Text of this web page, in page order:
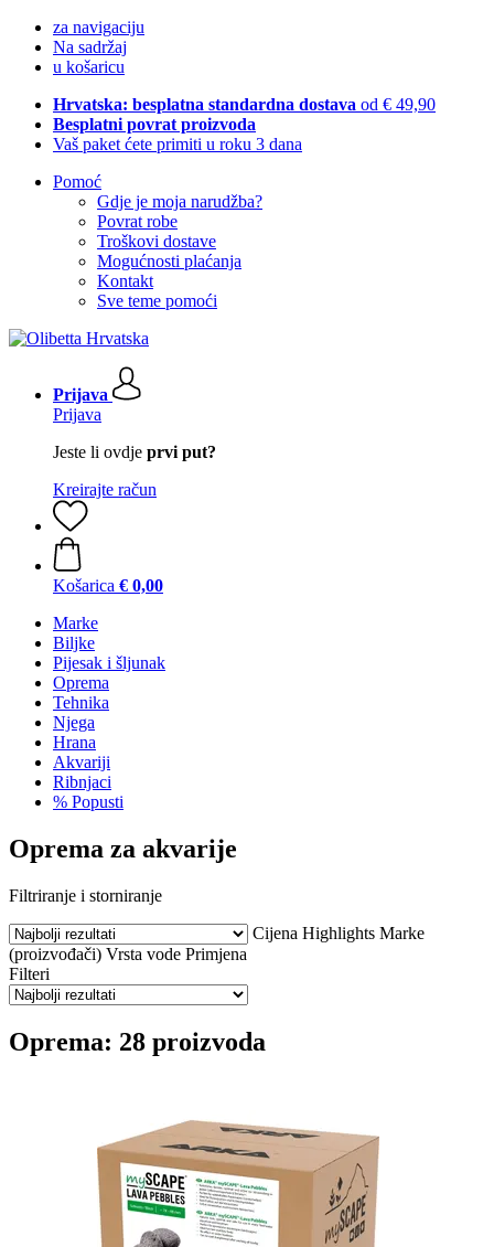
za navigaciju
Na sadržaj
u košaricu
Hrvatska: besplatna standardna dostava od € 49,90
Besplatni povrat proizvoda
Vaš paket ćete primiti u roku 3 dana
Pomoć
Gdje je moja narudžba?
Povrat robe
Troškovi dostave
Mogućnosti plaćanja
Kontakt
Sve teme pomoći
Prijava
Prijava
Jeste li ovdje prvi put?
Kreirajte račun
Košarica € 0,00
Marke
Biljke
Pijesak i šljunak
Oprema
Tehnika
Njega
Hrana
Akvariji
Ribnjaci
% Popusti
Oprema za akvarije
Filtriranje i storniranje
Cijena Highlights Marke
(proizvođači) Vrsta vode Primjena
Filteri
Oprema: 28 proizvoda